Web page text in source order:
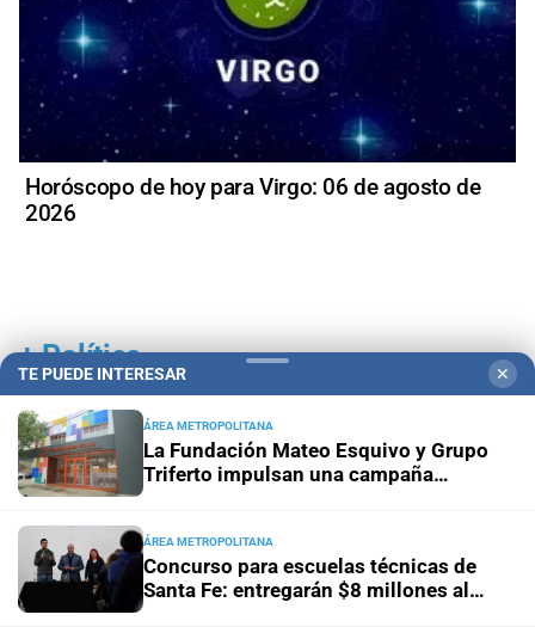
Horóscopo de hoy para Virgo: 06 de agosto de
2026
+Política
TE PUEDE INTERESAR ✕
ÁREA METROPOLITANA
La Fundación Mateo Esquivo y Grupo
Triferto impulsan una campaña
cáncer
ÁREA METROPOLITANA
Concurso para escuelas técnicas de
Santa Fe: entregarán $8 millones al